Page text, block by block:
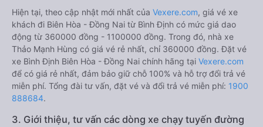
Hiện tại, theo cập nhật mới nhất của Vexere.com, giá vé xe
khách đi Biên Hòa - Đồng Nai từ Bình Định có mức giá dao
động từ 360000 đồng - 1100000 đồng. Trong đó, nhà xe
Thảo Mạnh Hùng có giá vé rẻ nhất, chỉ 360000 đồng. Đặt vé
xe Bình Định Biên Hòa - Đồng Nai chính hãng tại Vexere.com
để có giá rẻ nhất, đảm bảo giữ chỗ 100% và hỗ trợ đổi trả vé
miễn phí. Tổng đài tư vấn, đặt vé và đổi trả vé miễn phí: 1900
888684.
3. Giới thiệu, tư vấn các dòng xe chạy tuyến đường